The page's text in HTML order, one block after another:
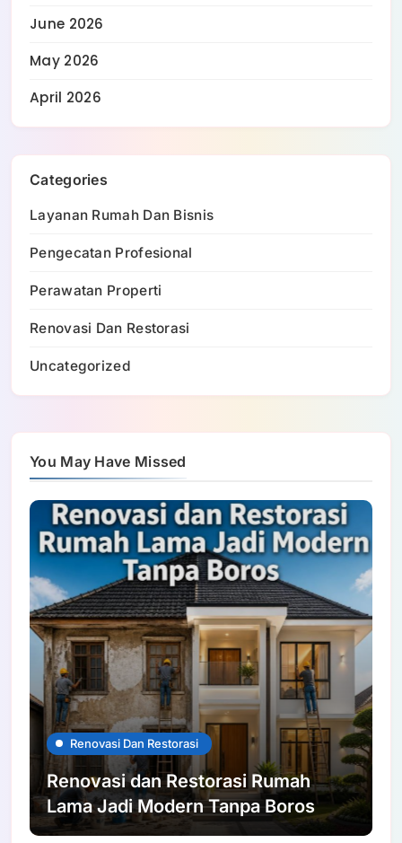
June 2026
May 2026
April 2026
Categories
Layanan Rumah Dan Bisnis
Pengecatan Profesional
Perawatan Properti
Renovasi Dan Restorasi
Uncategorized
You May Have Missed
Renovasi Dan Restorasi
Renovasi dan Restorasi Rumah
Lama Jadi Modern Tanpa Boros